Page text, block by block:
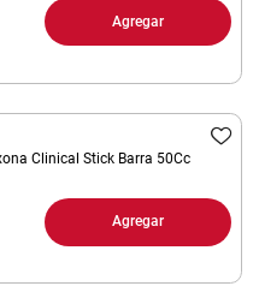
Agregar
Clinical Stick Barra 50Cc
Agregar